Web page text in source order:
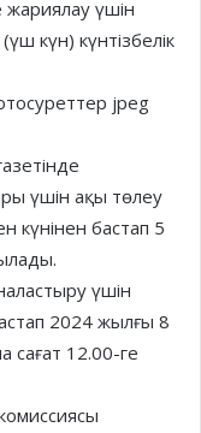
жариялау үшін
күн) күнтізбелік
jpeg
үшін ақы төлеу
күнінен бастап 5
үшін
2024 жылғы 8
сағат 12.00-ге